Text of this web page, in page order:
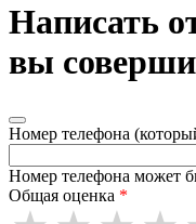
Написать
вы
Номер телефона
Номер телефона может
Общая оценка *